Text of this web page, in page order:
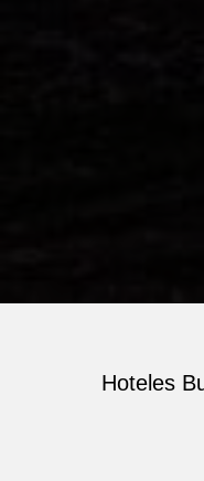
Hoteles